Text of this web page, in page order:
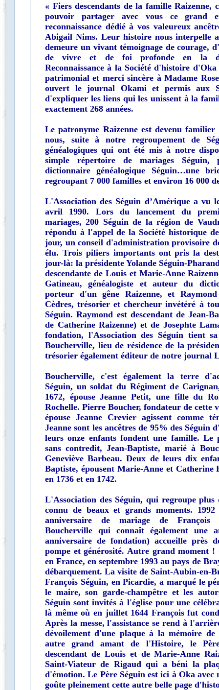
« Fiers descendants de la famille Raizenne,
pouvoir partager avec vous ce grand
reconnaissance dédié à vos valeureux
Abigail Nims. Leur histoire nous interpelle
demeure un vivant témoignage de courage,
de vivre et de foi profonde en la
Reconnaissance à la Société d'histoire
patrimonial et merci sincère à Madame
ouvert le journal Okami et permis aux
d'expliquer les liens qui les unissent à la
exactement 268 années.
Le patronyme Raizenne est devenu
nous, suite à notre regroupement de
généalogiques qui ont été mis à notre
simple répertoire de mariages
dictionnaire généalogique Séguin…une
regroupant 7 000 familles et environ 16 000
L'Association des Séguin d’Amérique a vu
avril 1990. Lors du lancement du
mariages, 200 Séguin de la région de
répondu à l'appel de la Société historique
jour, un conseil d'administration provisoire
élu. Trois piliers importants ont pris la
jour-là: la présidente Yolande Séguin-
descendante de Louis et Marie-Anne
Gatineau, généalogiste et auteur du
porteur d'un gêne Raizenne, et
Cèdres, trésorier et chercheur invétéré à
Séguin. Raymond est descendant de Jean-
de Catherine Raizenne) et de Josephte
fondation, l'Association des Séguin tient
Boucherville, lieu de résidence de la
trésorier également éditeur de notre journal
Boucherville, c'est également la terre
Séguin, un soldat du Régiment de
1672, épouse Jeanne Petit, une fille du
Rochelle. Pierre Boucher, fondateur de cette
épouse Jeanne Crevier agissent comme
Jeanne sont les ancêtres de 95% des Séguin
leurs onze enfants fondent une famille.
sans contredit, Jean-Baptiste, marié à
Geneviève Barbeau. Deux de leurs dix
Baptiste, épousent Marie-Anne et Catherine
en 1736 et en 1742.
L'Association des Séguin, qui regroupe plus
connu de beaux et grands moments.
anniversaire de mariage de François
Boucherville qui connaît également une
anniversaire de fondation) accueille près
pompe et générosité. Autre grand moment !
en France, en septembre 1993 au pays de
débarquement. La visite de Saint-Aubin-en-
François Séguin, en Picardie, a marqué le
le maire, son garde-champêtre et les
Séguin sont invités à l'église pour une
là même où en juillet 1644 François fut
Après la messe, l'assistance se rend à
dévoilement d'une plaque à la mémoire
autre grand amant de l'Histoire, le
descendant de Louis et de Marie-Anne
Saint-Viateur de Rigaud qui a béni la
d'émotion. Le Père Séguin est ici à Oka
goûte pleinement cette autre belle page